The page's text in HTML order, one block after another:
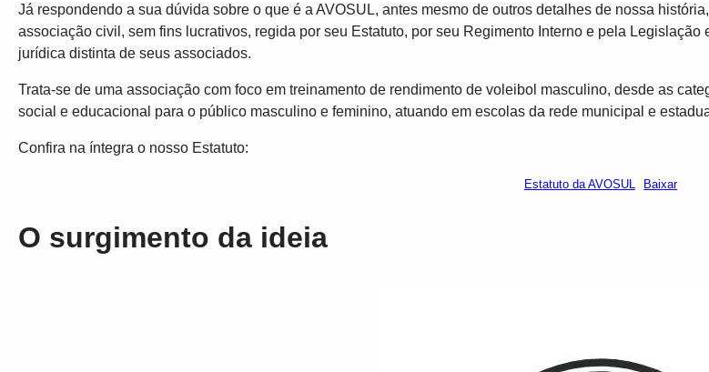
Já respondendo a sua dúvida sobre o que é a AVOSUL, antes mesmo de outros detalhes de nossa
associação civil, sem fins lucrativos, regida por seu Estatuto, por seu Regimento Interno e pela
jurídica distinta de seus associados.
Trata-se de uma associação com foco em treinamento de rendimento de voleibol masculino, desde as
social e educacional para o público masculino e feminino, atuando em escolas da rede municipal e
Confira na íntegra o nosso Estatuto:
Estatuto da AVOSUL Baixar
O surgimento da ideia